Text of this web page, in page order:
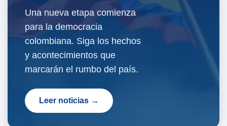
Una nueva etapa comienza
para la democracia
colombiana. Siga los hechos
y acontecimientos que
marcarán el rumbo del país.
Leer noticias →